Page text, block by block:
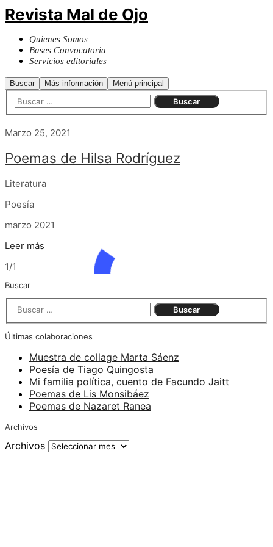
Revista Mal de Ojo
Quienes Somos
Bases Convocatoria
Servicios editoriales
Buscar Más información Menú principal
Marzo 25, 2021
Poemas de Hilsa Rodríguez
Literatura
Poesía
marzo 2021
Leer más
1/1
Buscar
Últimas colaboraciones
Muestra de collage Marta Sáenz
Poesía de Tiago Quingosta
Mi familia política, cuento de Facundo Jaitt
Poemas de Lis Monsibáez
Poemas de Nazaret Ranea
Archivos
Archivos